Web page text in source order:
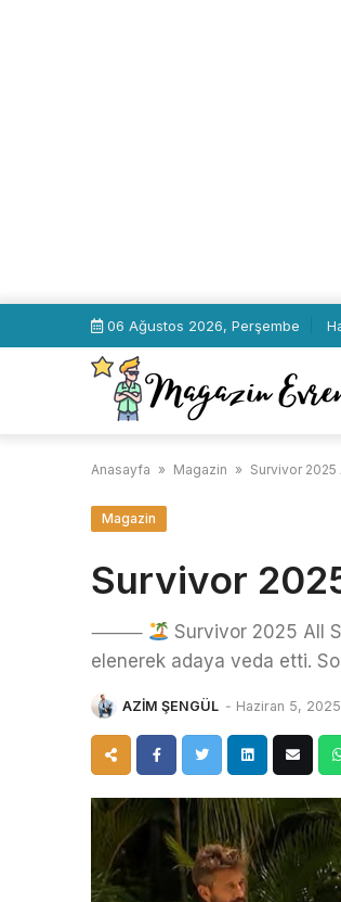
06 Ağustos 2026, Perşembe
Anasayfa » Magazin » Survivor 2025
Magazin
Survivor
⸻
Survivor 2025 All
elenerek adaya veda etti.
AZİM ŞENGÜL - Haziran 5, 2025